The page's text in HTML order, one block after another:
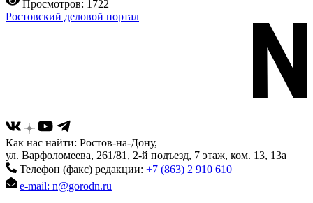
Просмотров: 1722
Ростовский деловой портал
Как нас найти: Ростов-на-Дону,
ул. Варфоломеева, 261/81, 2-й подъезд, 7 этаж, ком. 13, 13а
Телефон (факс) редакции: +7 (863) 2 910 610
e-mail: n@gorodn.ru